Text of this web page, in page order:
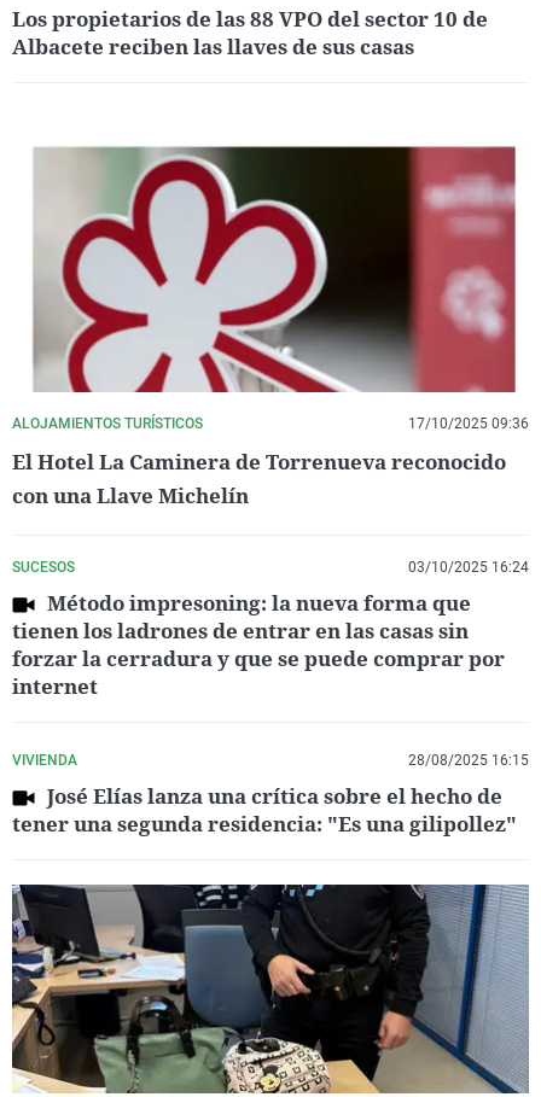
Los propietarios de las 88 VPO del sector 10 de
Albacete reciben las llaves de sus casas
ALOJAMIENTOS TURÍSTICOS 17/10/2025 09:36
El Hotel La Caminera de Torrenueva reconocido
con una Llave Michelín
SUCESOS 03/10/2025 16:24
Método impresoning: la nueva forma que
tienen los ladrones de entrar en las casas sin
forzar la cerradura y que se puede comprar por
internet
VIVIENDA 28/08/2025 16:15
José Elías lanza una crítica sobre el hecho de
tener una segunda residencia: "Es una gilipollez"